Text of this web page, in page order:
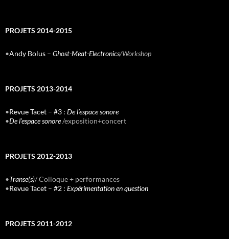
PROJETS 2014-2015
•Andy Bolus – Ghost-Meat-Electronics/Workshop
PROJETS 2013-2014
•Revue Tacet – #3 : De l’espace sonore
•De l’espace sonore/exposition+concert
PROJETS 2012-2013
•Transe(s)/ Colloque + performances
•Revue Tacet – #2 : Expérimentation en question
PROJETS 2011-2012